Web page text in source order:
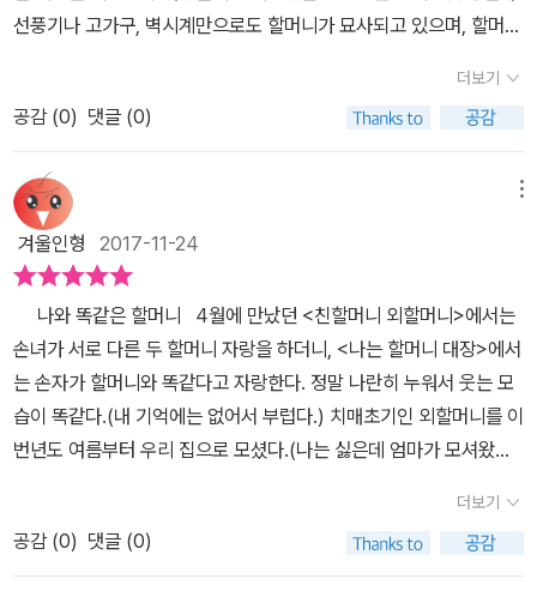
선풍기나 고가구, 벽시계만으로도 할머니가 묘사되고 있으며, 할머니
요. 할머니랑 나랑 똑같아요.)가 반복되고 있다.우리집 대장, 운동 대
장, 심술 대장, 텔레비전 보기 대장, 군것질 대장, 약 먹기 대장, 겁쟁
이 대장, 기다리기 대장, 울보 대장, 넘어지기 대장, 싸기 대장, 잠자기
대장. 나와 할머니가 이렇게 많이 똑같은데 우리 동네 대장이면서 우
리 집 대장인 할머니가 편찮으시다. 아픈 할머니를 지키는 씩씩한 대
장인 나와 나의 영원한 대장인 할머니. 작은 일에도 기뻐해주시고 늘
내편이 되어주시는 우리 할머니의 모습이 이 그림책을 보며 함께 떠
올랐다. 할머니와 영원히 함께 하고 싶은 따뜻한 마음의 이 그림책처
럼 나도 영원히 우리 할머니와 함께 하고 싶다.
더보기
공감 (0) 댓글 (0)
겨울인형 2017-11-24
나와 똑같은 할머니 4월에 만났던 <친할머니 외할머니>에서는
손녀가 서로 다른 두 할머니 자랑을 하더니, <나는 할머니 대장>에서
는 손자가 할머니와 똑같다고 자랑한다. 정말 나란히 누워서 웃는 모
습이 똑같다.(내 기억에는 없어서 부럽다.) 치매초기인 외할머니를 이
번년도 여름부터 우리 집으로 모셨다.(나는 싫은데 엄마가 모셔왔지.)
[할머니는 우리 집 대장이에요.나도 우리 집 대장이에요.똑같아요.똑
같아요.할머니랑 나랑 똑같아요. -본문 중에서-] 할머니는 까칠하
다.나도 까칠하다.할머니는 돈으로 잘한다.나도 돈으로 잘한다.할머
더보기
공감 (0) 댓글 (0)